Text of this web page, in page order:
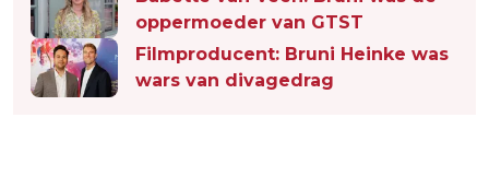
oppermoeder van GTST
Filmproducent: Bruni Heinke was
wars van divagedrag